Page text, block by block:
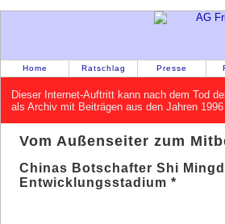
Home Ratschlag Presse
Dieser Internet-Auftritt kann nach dem Tod
als Archiv mit Beiträgen aus den Jahren 1996
Vom Außenseiter zum
Chinas Botschafter Shi
Entwicklungsstadium *